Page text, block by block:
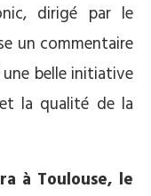
dirigé par le
un commentaire
belle initiative
la qualité de la
à Toulouse, le